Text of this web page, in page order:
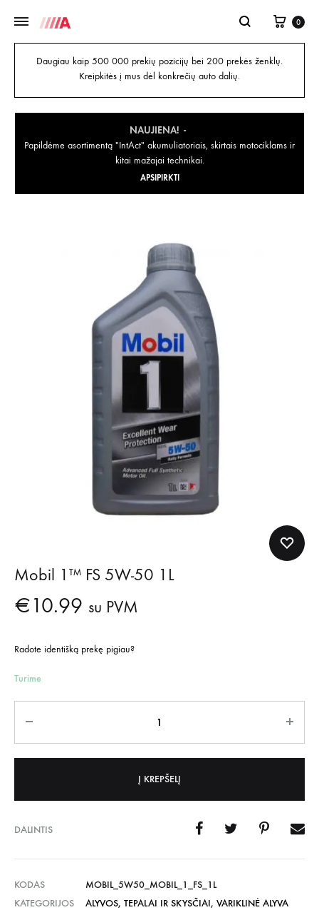
0
Daugiau kaip 500 000 prekių pozicijų bei 200 prekės ženklų.
Kreipkitės į mus dėl konkrečių auto dalių.
NAUJIENA!
Papildėme asortimentą "IntAct" akumuliatoriais, skirtais motociklams ir
kitai mažajai technikai.
APSIPIRKTI
Mobil 1™ FS 5W-50 1L
€10.99 su PVM
Radote identišką prekę pigiau?
Turime
Į KREPŠELĮ
DALINTIS
KODAS
MOBIL_5W50_MOBIL_1_FS_1L
KATEGORIJOS
ALYVOS, TEPALAI IR SKYSČIAI, VARIKLINĖ ALYVA